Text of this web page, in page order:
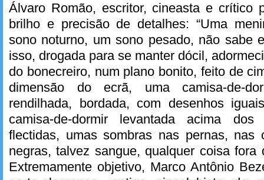
Álvaro Romão, escritor, cineasta e crítico
brilho e precisão de detalhes: “Uma
sono noturno, um sono pesado, não sabe
isso, drogada para se manter dócil,
do bonecreiro, num plano bonito, feito de
dimensão do ecrã, uma camisa-de-
rendilhada, bordada, com desenhos
camisa-de-dormir levantada acima
flectidas, umas sombras nas pernas, nas
negras, talvez sangue, qualquer coisa fora
Extremamente objetivo, Marco Antônio